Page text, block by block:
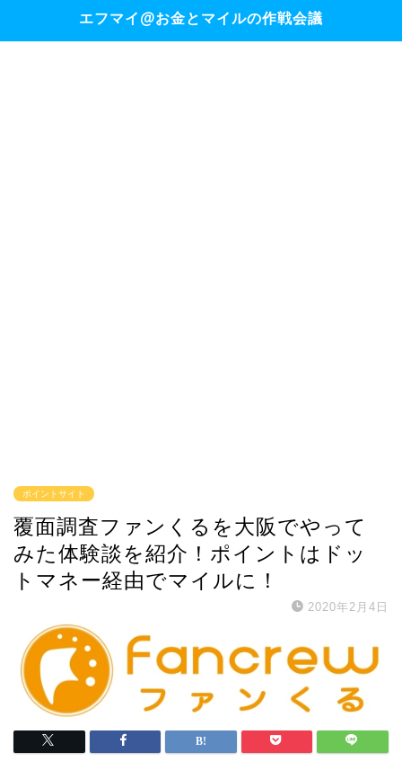
エフマイ@お金とマイルの作戦会議
ポイントサイト
覆面調査ファンくるを大阪でやって
みた体験談を紹介！ポイントはドッ
トマネー経由でマイルに！
2020年2月4日